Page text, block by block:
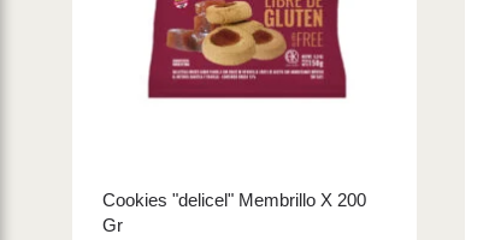
Cookies "delicel" Membrillo X 200
Gr